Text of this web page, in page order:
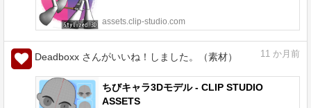
assets.clip-studio.com
Deadboxx さんがいいね！しました。（素材） 11 か月前
ちびキャラ3Dモデル - CLIP STUDIO
ASSETS